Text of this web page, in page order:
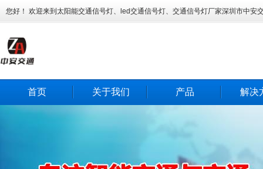
您好！ 欢迎来到太阳能交通信号灯、led交通信号灯、交通信号灯厂家深圳市中安
首页 关于我们 产品 解决